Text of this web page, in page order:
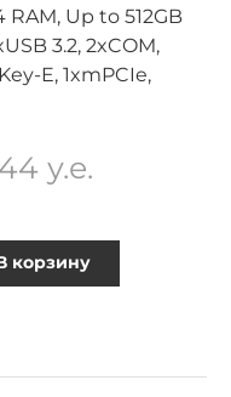
RAM, Up to 512GB
3.2, 2xCOM,
E, 1xmPCIe,
у.е.
корзину